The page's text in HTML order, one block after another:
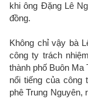
khi ông Đặng Lê
đồng.
Không chỉ vậy bà
công ty trách
thành phố Buôn
nổi tiếng của công
phê Trung Nguyên,